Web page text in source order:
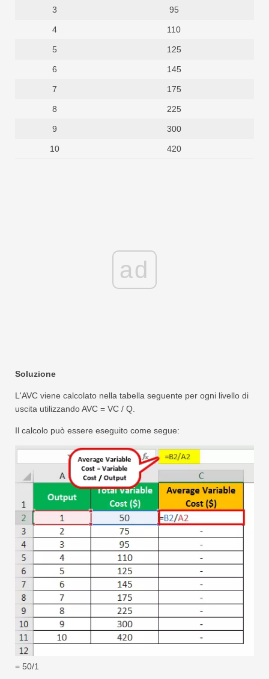
3 95
4 110
5 125
6 145
7 175
8 225
9 300
10 420
ad
Soluzione
L'AVC viene calcolato nella tabella seguente per ogni livello di
uscita utilizzando AVC = VC / Q.
Il calcolo può essere eseguito come segue:
= 50/1